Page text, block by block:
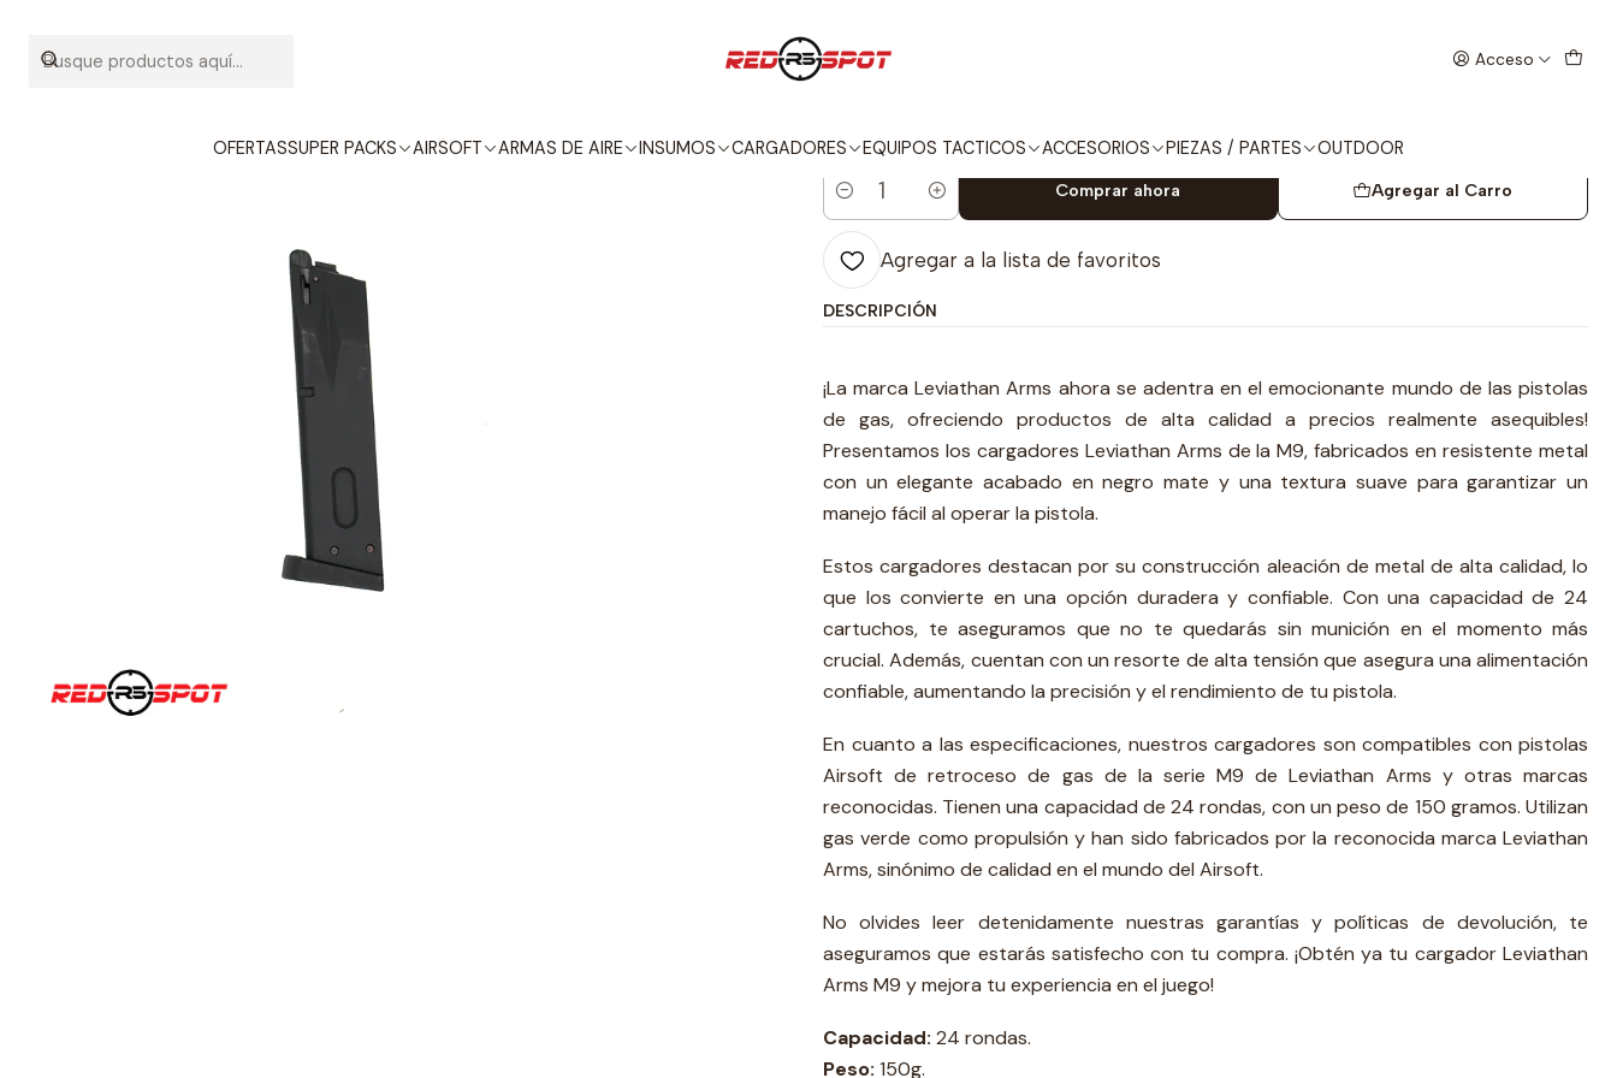
Acceso
OFERTASSUPER PACKS AIRSOFT ARMAS DE AIRE INSUMOS CARGADORES EQUIPOS TACTICOS ACCESORIOS PIEZAS / PARTES OUTDOOR
LEVIATHAN ARMS MAGAZINE M9
Cantidad
Agregar al Carro
Comprar ahora
Agregar a la lista de favoritos
DESCRIPCIÓN
¡La marca Leviathan Arms ahora se adentra en el emocionante mundo de las pistolas
de gas, ofreciendo productos de alta calidad a precios realmente asequibles!
Presentamos los cargadores Leviathan Arms de la M9, fabricados en resistente metal
con un elegante acabado en negro mate y una textura suave para garantizar un
manejo fácil al operar la pistola.
Estos cargadores destacan por su construcción aleación de metal de alta calidad, lo
que los convierte en una opción duradera y confiable. Con una capacidad de 24
cartuchos, te aseguramos que no te quedarás sin munición en el momento más
crucial. Además, cuentan con un resorte de alta tensión que asegura una alimentación
confiable, aumentando la precisión y el rendimiento de tu pistola.
En cuanto a las especificaciones, nuestros cargadores son compatibles con pistolas
Airsoft de retroceso de gas de la serie M9 de Leviathan Arms y otras marcas
reconocidas. Tienen una capacidad de 24 rondas, con un peso de 150 gramos. Utilizan
gas verde como propulsión y han sido fabricados por la reconocida marca Leviathan
Arms, sinónimo de calidad en el mundo del Airsoft.
No olvides leer detenidamente nuestras garantías y políticas de devolución, te
aseguramos que estarás satisfecho con tu compra. ¡Obtén ya tu cargador Leviathan
Arms M9 y mejora tu experiencia en el juego!
Capacidad: 24 rondas.
Peso: 150g.